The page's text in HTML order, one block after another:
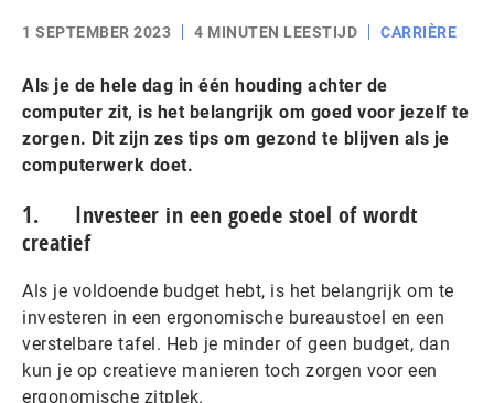
1 SEPTEMBER 2023 4 MINUTEN LEESTIJD CARRIÈRE
Als je de hele dag in één houding achter de
computer zit, is het belangrijk om goed voor jezelf te
zorgen. Dit zijn zes tips om gezond te blijven als je
computerwerk doet.
1. Investeer in een goede stoel of wordt
creatief
Als je voldoende budget hebt, is het belangrijk om te
investeren in een ergonomische bureaustoel en een
verstelbare tafel. Heb je minder of geen budget, dan
kun je op creatieve manieren toch zorgen voor een
ergonomische zitplek.